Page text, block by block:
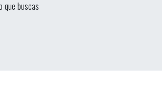
que buscas